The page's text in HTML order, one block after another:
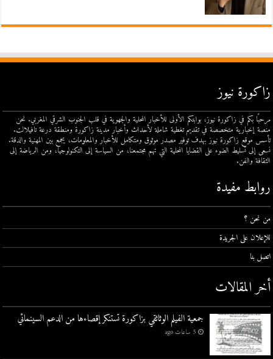
زاكورة نيوز
مرحبًا بكم في زاكورة نيوز، بوابتكم الأولى للأخبار المحلية والجهوية في قلب الجنوب الشرقي المغربي. نحن
منصة إخبارية متخصصة في تقديم تغطية شاملة لأحداث وأخبار مدينة زاكورة ومنطقة درعة تافيلالت.
تأسس موقع زاكورة نيوز بهدف توفير مصدر موثوق ومتكامل للأخبار والمعلومات، يجمع بين المهنية والدقة.
نسعى إلى تسليط الضوء على القضايا المحلية التي تهم مجتمعنا، من السياسة إلى التكنولوجيا، ومن الرياضة إلى
الثقافة والفن.
روابط مفيدة
من نحن ؟
للإعلان على الجريدة
اتصل بنا
أخر المقالات
جمعية الفيلم الوثائقي بزاكورة تستنكر إقصاءها من الدعم السينمائي
5 ساعات ago